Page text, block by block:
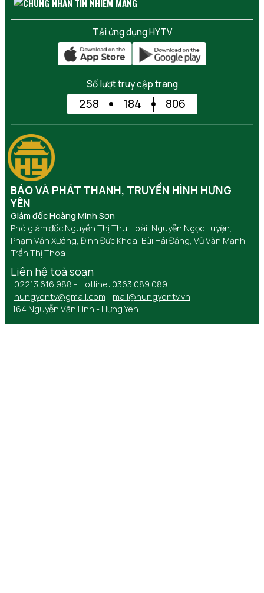
Tải ứng dụng HYTV
Số lượt truy cập trang
258 184 806
BÁO VÀ PHÁT THANH, TRUYỀN HÌNH HƯNG
YÊN
Giám đốc Hoàng Minh Sơn
Phó giám đốc Nguyễn Thị Thu Hoài, Nguyễn Ngọc Luyện,
Phạm Văn Xướng, Đinh Đức Khoa, Bùi Hải Đăng, Vũ Văn Mạnh,
Trần Thị Thoa
Liên hệ toà soạn
02213 616 988 - Hotline: 0363 089 089
hungyentv@gmail.com - mail@hungyentv.vn
164 Nguyễn Văn Linh - Hưng Yên